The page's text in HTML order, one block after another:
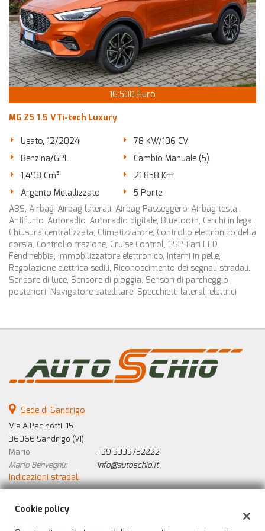
16.500 Euro
MG ZS 1.5 VTi-tech Luxury
Usato, 12/2024
78 KW/106 CV
Benzina/GPL
Cambio Manuale (5)
1.498 Cm³
21.858 Km
Argento Metallizzato
5 Porte
ABS, Airbag, Airbag laterali, Airbag Passeggero, Airbag testa,
Antifurto, Autoradio, Autoradio digitale, Bluetooth, Cerchi in lega,
Chiusura centralizzata, Climatizzatore, Controllo elettronico della
corsia, Controllo trazione, Cruise Control, ESP, Fari LED,
Fendinebbia, Immobilizzatore elettronico, Interni in pelle,
Regolazione elettrica sedili, Riconoscimento dei segnali stradali,
Sensore di luce, Sensore di pioggia, Sensori di parcheggio
posteriori, Navigatore satellitare, Specchietti laterali elettrici
Sede di Sandrigo
Via A.Pacinotti, 15
36066 Sandrigo (VI)
Mario:
+39 3333752222
Mario Benvegnù:
info@autoschio.it
Indicazioni stradali
Cookie policy
Cookie necessari
Cookie delle preferenze
Cookie per il miglioramento dell'esperienza utente
Cookie analitici
Cookie di marketing
Leggi
la
cookie
policy
Salva
le
impostazioni